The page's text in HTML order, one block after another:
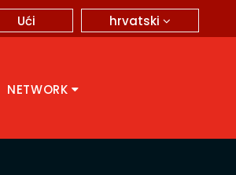
hrvatski
Ući
NETWORK